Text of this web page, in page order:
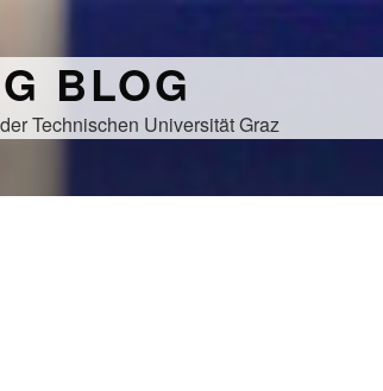
BLOG
Technischen Universität Graz